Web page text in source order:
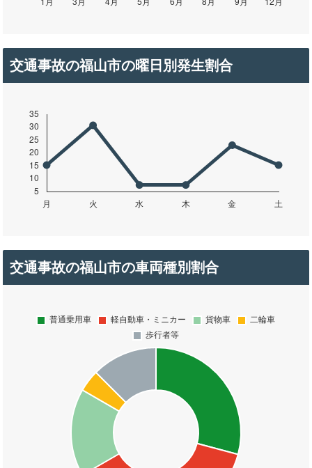
交通事故の福山市の曜日別発生割合
交通事故の福山市の車両種別割合